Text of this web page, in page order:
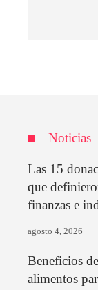
Noticias
Las 15
que
finanzas e
agosto 4, 2026
Beneficios
alimentos